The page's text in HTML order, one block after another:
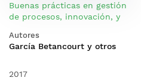
Buenas prácticas en gestión
de procesos, innovación, y
Autores
García Betancourt y otros
2017